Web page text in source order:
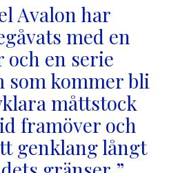
Avalon har
med en
en serie
kommer bli
måttstock
framöver och
genklang långt